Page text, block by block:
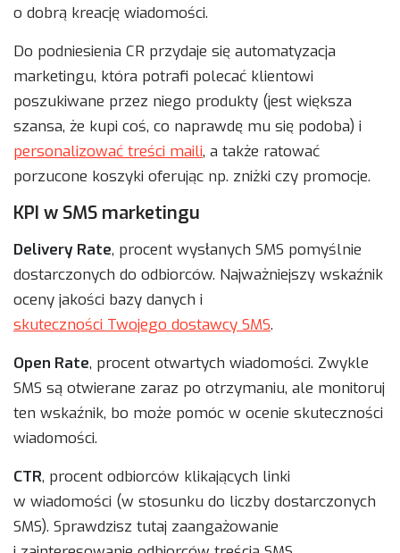
o dobrą kreację wiadomości.
Do podniesienia CR przydaje się automatyzacja
marketingu, która potrafi polecać klientowi
poszukiwane przez niego produkty (jest większa
szansa, że kupi coś, co naprawdę mu się podoba) i
personalizować treści maili, a także ratować
porzucone koszyki oferując np. zniżki czy promocje.
KPI w SMS marketingu
Delivery Rate, procent wysłanych SMS pomyślnie
dostarczonych do odbiorców. Najważniejszy wskaźnik
oceny jakości bazy danych i
skuteczności Twojego dostawcy SMS.
Open Rate, procent otwartych wiadomości. Zwykle
SMS są otwierane zaraz po otrzymaniu, ale monitoruj
ten wskaźnik, bo może pomóc w ocenie skuteczności
wiadomości.
CTR, procent odbiorców klikających linki
w wiadomości (w stosunku do liczby dostarczonych
SMS). Sprawdzisz tutaj zaangażowanie